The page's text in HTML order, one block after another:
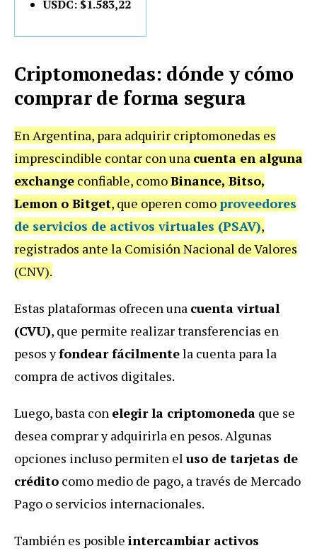
USDC: $1.583,22
Criptomonedas: dónde y cómo
comprar de forma segura
En Argentina, para adquirir criptomonedas es
imprescindible contar con una cuenta en alguna
exchange confiable, comoBinance, Bitso,
Lemon o Bitget, que operen comoproveedores
de servicios de activos virtuales (PSAV),
registrados ante la Comisión Nacional de Valores
(CNV).
Estas plataformas ofrecen una cuenta virtual
(CVU), que permite realizar transferencias en
pesos yfondear fácilmentela cuenta para la
compra de activos digitales.
Luego, basta con elegir la criptomoneda que se
desea comprar y adquirirla en pesos. Algunas
opciones incluso permiten el uso de tarjetas de
crédito como medio de pago, a través de Mercado
Pago o servicios internacionales.
También es posible intercambiar activos